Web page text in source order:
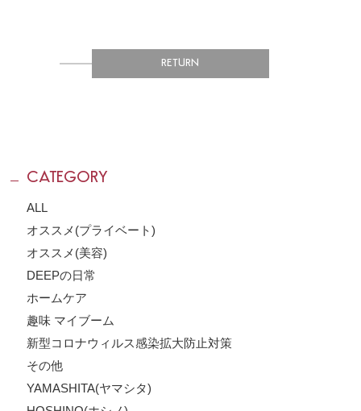
RETURN
CATEGORY
ALL
オススメ(プライベート)
オススメ(美容)
DEEPの日常
ホームケア
趣味 マイブーム
新型コロナウィルス感染拡大防止対策
その他
YAMASHITA(ヤマシタ)